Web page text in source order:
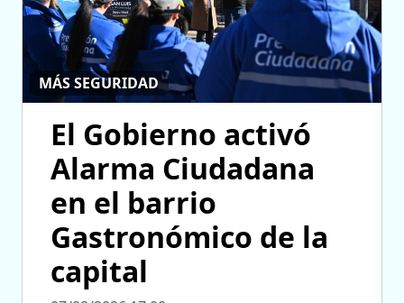
MÁS SEGURIDAD
El Gobierno activó
Alarma Ciudadana
en el barrio
Gastronómico de la
capital